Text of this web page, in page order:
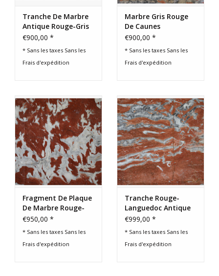
Tranche De Marbre
Antique Rouge-Gris
– XIXe Siècle
€900,00 *
* Sans les taxes Sans les
Frais d'expédition
Marbre Gris Rouge
De Caunes
€900,00 *
* Sans les taxes Sans les
Frais d'expédition
Fragment De Plaque
De Marbre Rouge-
Languedoc
€950,00 *
* Sans les taxes Sans les
Frais d'expédition
Tranche Rouge-
Languedoc Antique
Marble
€999,00 *
* Sans les taxes Sans les
Frais d'expédition